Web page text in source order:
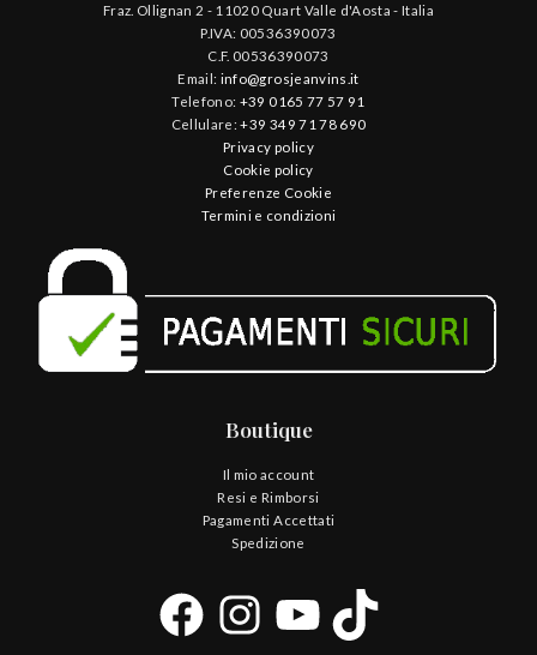
Fraz. Ollignan 2 - 11020 Quart Valle d'Aosta - Italia
P.IVA: 00536390073
C.F. 00536390073
Email: info@grosjeanvins.it
Telefono: +39 0165 77 57 91
Cellulare: +39 349 71 78 690
Privacy policy
Cookie policy
Preferenze Cookie
Termini e condizioni
Boutique
Il mio account
Resi e Rimborsi
Pagamenti Accettati
Spedizione